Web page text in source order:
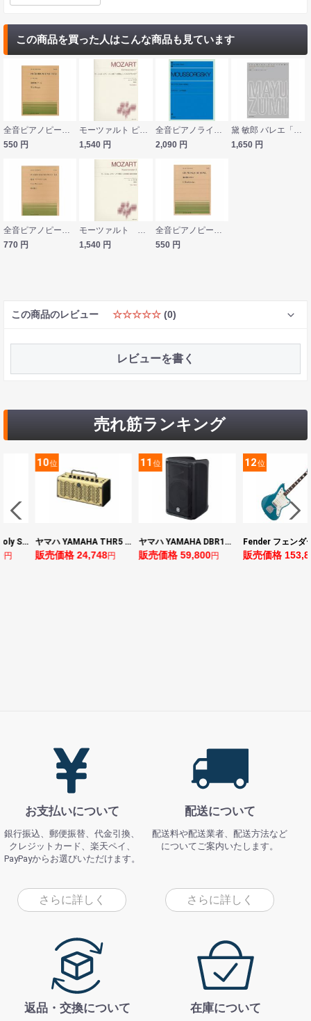
この商品を買った人はこんな商品も見ています
全音ピアノピース PP-273 モーツァルト 前奏曲とフーガ 全音楽譜出版社
550 円
モーツァルト ピアノ・ソナタ集V 幻想曲とソナタKV475/457 音楽之友社
1,540 円
全音ピアノライブラリー ムソルグスキー ピアノ作品集 全音楽譜出版社
2,090 円
黛 敏郎 バレエ「かぐや姫」による3つの小曲 [ピアノのための] 全音楽譜出版社
1,650 円
全音ピアノピース PP-491 松村禎三 巡礼 ピアノのための1、2 全音楽譜出版社
770 円
モーツァルト ピアノ・ソナタ集II KV282，283，284 音楽之友社
1,540 円
全音ピアノピース PP-070 メンデルスゾーン 歌の翼にのせて 全音楽譜出版社
550 円
この商品のレビュー ☆☆☆☆☆ (0)
レビューを書く
売れ筋ランキング
BOSS ボス XS-1 Poly Shifter ギターエフェクター ピッチシフター
位
ヤマハ YAMAHA THR5 コンパクトギターアンプ 小型アンプ
販売価格 24,748円
位
ヤマハ YAMAHA DBR10 パワードスピーカー
販売価格 59,800円
位
販売価格 153,896円
お支払いについて
銀行振込、郵便振替、代金引換、
クレジットカード、楽天ペイ、
PayPayからお選びいただけます。
さらに詳しく
配送について
配送料や配送業者、配送方法など
についてご案内いたします。
さらに詳しく
返品・交換について 在庫について